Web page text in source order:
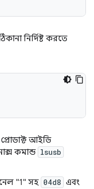
নির্দিষ্ট করতে
আইডি
কমান্ড lsusb
"1" সহ 04d8 এবং